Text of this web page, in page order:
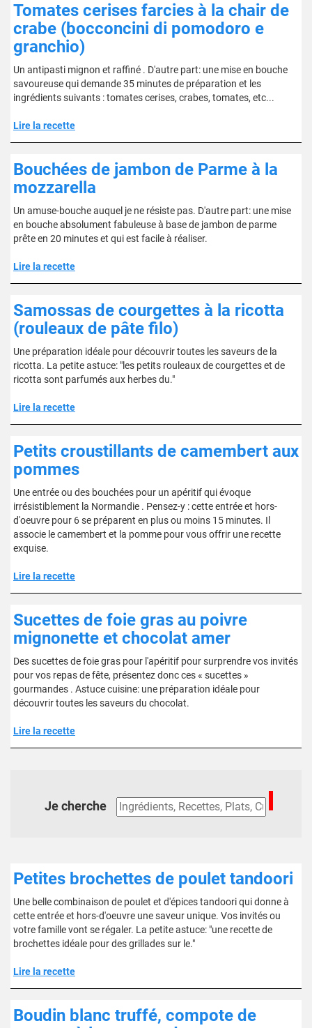
Tomates cerises farcies à la chair de
crabe (bocconcini di pomodoro e
granchio)
Un antipasti mignon et raffiné . D'autre part: une mise en bouche
savoureuse qui demande 35 minutes de préparation et les
ingrédients suivants : tomates cerises, crabes, tomates, etc...
Lire la recette
Bouchées de jambon de Parme à la
mozzarella
Un amuse-bouche auquel je ne résiste pas. D'autre part: une mise
en bouche absolument fabuleuse à base de jambon de parme
prête en 20 minutes et qui est facile à réaliser.
Lire la recette
Samossas de courgettes à la ricotta
(rouleaux de pâte filo)
Une préparation idéale pour découvrir toutes les saveurs de la
ricotta. La petite astuce: "les petits rouleaux de courgettes et de
ricotta sont parfumés aux herbes du."
Lire la recette
Petits croustillants de camembert aux
pommes
Une entrée ou des bouchées pour un apéritif qui évoque
irrésistiblement la Normandie . Pensez-y : cette entrée et hors-
d'oeuvre pour 6 se préparent en plus ou moins 15 minutes. Il
associe le camembert et la pomme pour vous offrir une recette
exquise.
Lire la recette
Sucettes de foie gras au poivre
mignonette et chocolat amer
Des sucettes de foie gras pour l'apéritif pour surprendre vos invités
pour vos repas de fête, présentez donc ces « sucettes »
gourmandes . Astuce cuisine: une préparation idéale pour
découvrir toutes les saveurs du chocolat.
Lire la recette
Je cherche
Petites brochettes de poulet tandoori
Une belle combinaison de poulet et d'épices tandoori qui donne à
cette entrée et hors-d'oeuvre une saveur unique. Vos invités ou
votre famille vont se régaler. La petite astuce: "une recette de
brochettes idéale pour des grillades sur le."
Lire la recette
Boudin blanc truffé, compote de